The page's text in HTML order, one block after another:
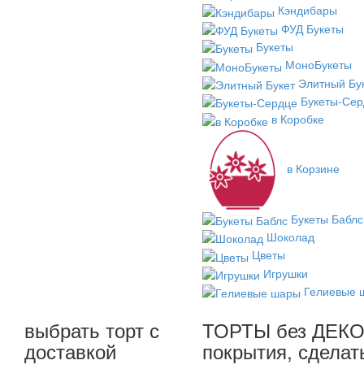
Кэндибары
ФУД Букеты
Букеты
МоноБукеты
Элитный
Букеты-
в Коробке
в Корзине
Букеты Баблс
Шоколад
Цветы
Игрушки
Гелиевые
выбрать торт с
доставкой
ТОРТЫ без
покрытия,